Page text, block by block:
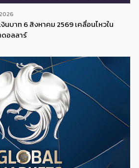
บาท 6 สิงหาคม 2569 เคลื่อนไหวใน
อลลาร์